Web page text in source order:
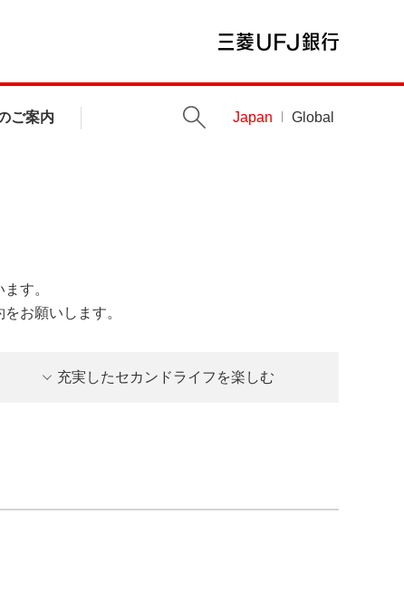
ご案内 Japan Global
す。
お願いします。
充実したセカンドライフを楽しむ